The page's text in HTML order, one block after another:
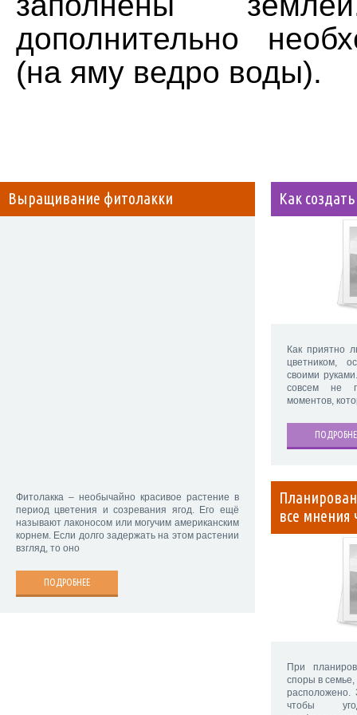
дополнительно
(на яму ведро воды).
Выращивание фитолакки
Фитолакка – необычайно красивое растение в
период цветения и созревания ягод. Его ещё
называют лаконосом или могучим американским
корнем. Если долго задержать на этом растении
взгляд, то оно
ПОДРОБНЕЕ
Как
Как приятно
цветником,
своими
совсем не
моментов,
все мнения
При
споры в семье,
расположено.
чтобы